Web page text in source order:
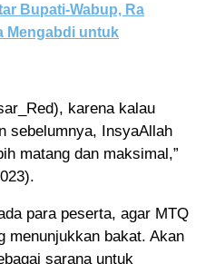
Bupati-Wabup, Ra
Mengabdi untuk
karena kalau
sebelumnya, InsyaAllah
matang dan maksimal,”
para peserta, agar MTQ
menunjukkan bakat. Akan
sarana untuk